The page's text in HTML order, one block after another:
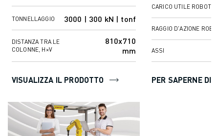
TONNELLAGGIO 3000 | 300 kN | tonf
DISTANZA TRA LE
COLONNE, H×V
810x710
mm
VISUALIZZA IL PRODOTTO
CARICO UTILE ROBOT
RAGGIO D'AZIONE
ASSI
PER SAPERNE DI